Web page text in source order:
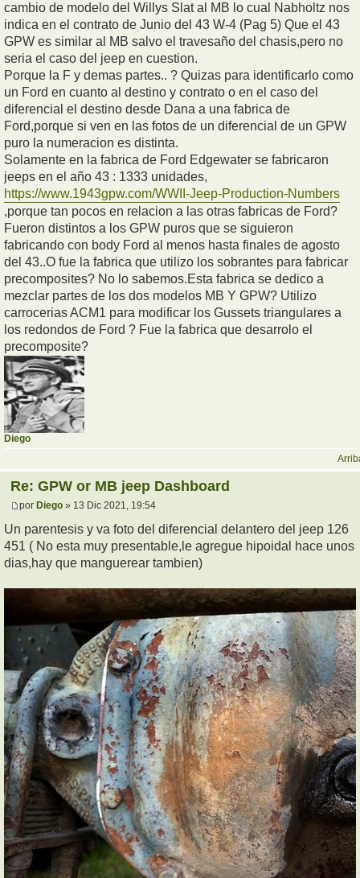
cambio de modelo del Willys Slat al MB lo cual Nabholtz nos
indica en el contrato de Junio del 43 W-4 (Pag 5) Que el 43
GPW es similar al MB salvo el travesaño del chasis,pero no
seria el caso del jeep en cuestion.
Porque la F y demas partes.. ? Quizas para identificarlo como
un Ford en cuanto al destino y contrato o en el caso del
diferencial el destino desde Dana a una fabrica de
Ford,porque si ven en las fotos de un diferencial de un GPW
puro la numeracion es distinta.
Solamente en la fabrica de Ford Edgewater se fabricaron
jeeps en el año 43 : 1333 unidades,
https://www.1943gpw.com/WWII-Jeep-Production-Numbers
,porque tan pocos en relacion a las otras fabricas de Ford?
Fueron distintos a los GPW puros que se siguieron
fabricando con body Ford al menos hasta finales de agosto
del 43..O fue la fabrica que utilizo los sobrantes para fabricar
precomposites? No lo sabemos.Esta fabrica se dedico a
mezclar partes de los dos modelos MB Y GPW? Utilizo
carrocerias ACM1 para modificar los Gussets triangulares a
los redondos de Ford ? Fue la fabrica que desarrolo el
precomposite?
Diego
Re: GPW or MB jeep Dashboard
por Diego » 13 Dic 2021, 19:54
Un parentesis y va foto del diferencial delantero del jeep 126
451 ( No esta muy presentable,le agregue hipoidal hace unos
dias,hay que manguerear tambien)